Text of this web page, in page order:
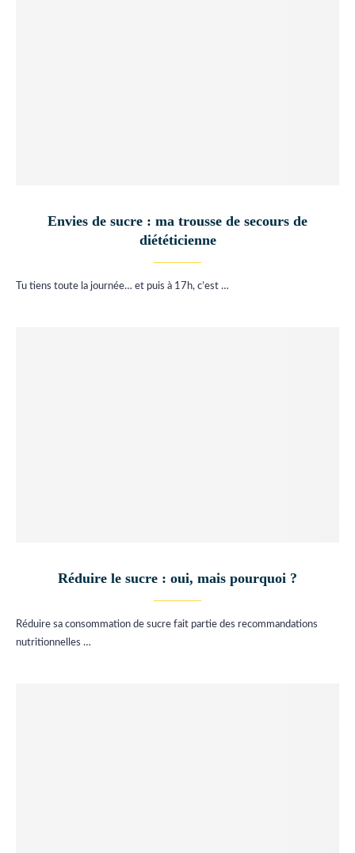
Envies de sucre : ma trousse de secours de
diététicienne
Tu tiens toute la journée… et puis à 17h, c’est …
Réduire le sucre : oui, mais pourquoi ?
Réduire sa consommation de sucre fait partie des recommandations
nutritionnelles …